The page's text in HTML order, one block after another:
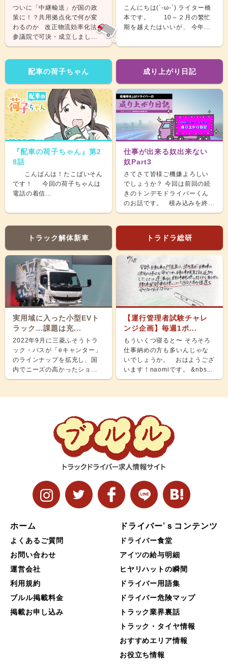
ついに「中継輸送」が国の政
策に！？共用拠点化で何が変
わるのか 改正物流効率化法が
参議院で可決・成立しまし
た。 &nb...
こんにちは(´-ω-`) ライター橋
本です。 10～２月の繁忙
期を越えたはいいが、 今年...
配車の荷子ちゃん
『配車の荷子ちゃん』第2
8話
こんばんは！たこぱいそん
です！ 今回の荷子ちゃんは
電話の着信...
成り上がり日記
仕事が出来る奴出来ない
奴Part3
さてさて皆様ご機嫌よろしい
でしょうか？ 今回は前回の続
きのトンデモドライバーくん
のお話です。 積み込みを終
え、ホッと...
トラック解体新車
実用域に入った小型EVト
ラック…課題は充...
2022年9月に三菱ふそうトラ
ック・バスが「eキャンター」
のラインナップを拡充し、国
内でニーズの高かったショー
ト＆ナローボディ（G...
トラドラ総研
【運行管理者試験チャレ
ンジ企画】毎週1ポ...
もういくつ寝ると〜 そろそろ
仕事納めの方も多いんじゃな
いでしょうか。 おはようござ
います！naomiです。 &nbs...
ホーム
よくあるご質問
お問い合わせ
運営会社
利用規約
ブルル掲載料金
掲載お申し込み
ドライバー’ｓコンテンツ
ドライバー食堂
アイツの給与明細
ヒヤリハットの瞬間
ドライバー用語集
ドライバー危険マップ
トラック業界裏話
トラック・タイヤ情報
おすすめエリア情報
お役立ち情報